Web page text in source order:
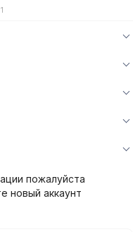
***
***
***
***
пожалуйста
новый аккаунт